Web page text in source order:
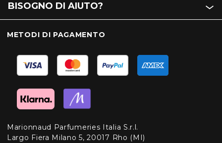
BISOGNO DI AIUTO?
METODI DI PAGAMENTO
Marionnaud Parfumeries Italia S.r.l.
Largo Fiera Milano 5, 20017 Rho (MI)